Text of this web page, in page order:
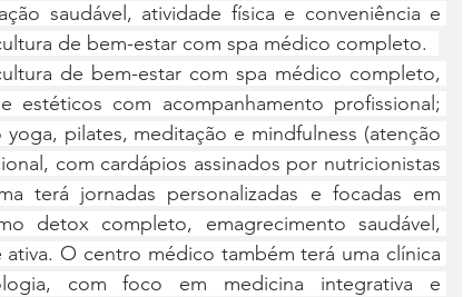
saudável, atividade física e conveniência e
de bem-estar com spa médico completo.
de bem-estar com spa médico completo,
estéticos com acompanhamento profissional;
pilates, meditação e mindfulness (atenção
com cardápios assinados por nutricionistas
terá jornadas personalizadas e focadas em
detox completo, emagrecimento saudável,
O centro médico também terá uma clínica
com foco em medicina integrativa e